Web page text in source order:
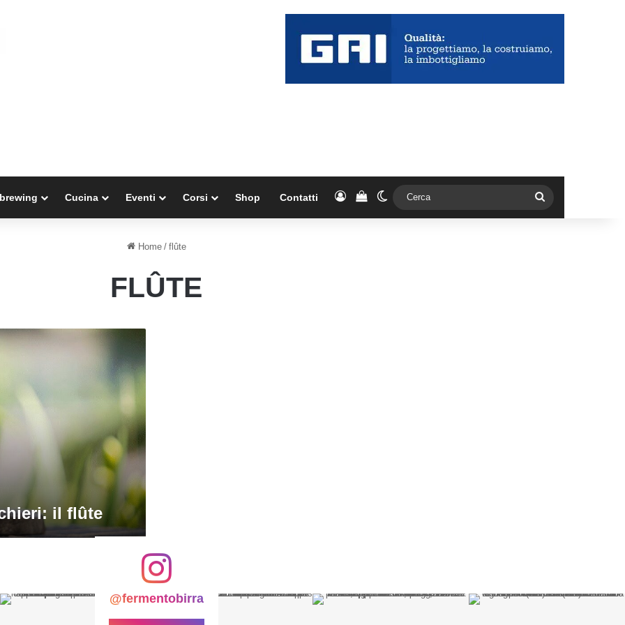
Cucina Eventi Corsi Shop Contatti AccediVedi il carrello
Cambia aspetto
Home / flûte
FLÛTE
il flûte
@fermentobirra